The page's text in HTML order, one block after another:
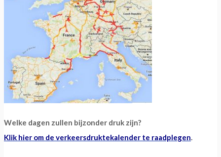
Welke dagen zullen bijzonder druk zijn?
Klik hier om de verkeersdruktekalender te raadplegen